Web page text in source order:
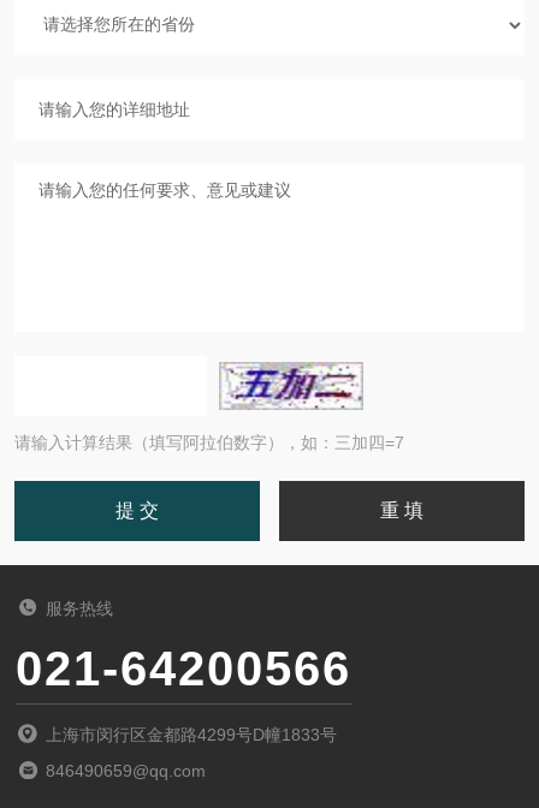
请输入计算结果（填写阿拉伯数字），如：三加四=7
服务热线
021-64200566
上海市闵行区金都路4299号D幢1833号
846490659@qq.com